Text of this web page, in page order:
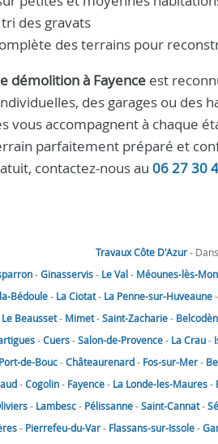
des gravats
des terrains pour
démolition à Fayence est
des garages ou des
vous accompagnent à chaque
parfaitement préparé et
contactez-nous au 06 27 30
Travaux Côte D'Azur-
-Ginasservis- Le Val- Méounes-lès-
Bédoule- La Ciotat- La Penne-sur-Huveaune-
Le Beausset- Mimet-Saint-Zacharie-
-Cuers-Salon-de-Provence- La Crau-
Port-de-Bouc-Châteaurenard- Fos-sur-Mer-
-Cogolin- Fayence- La Londe-les-Maures-
- Lambesc- Pélissanne-Saint-Cannat-
- Pierrefeu-du-Var- Flassans-sur-Issole-